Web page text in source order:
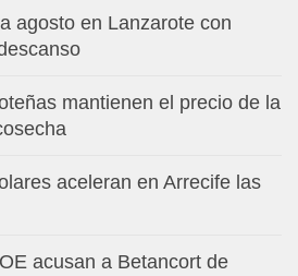
agosto en Lanzarote con
mantienen el precio de la
aceleran en Arrecife las
acusan a Betancort de